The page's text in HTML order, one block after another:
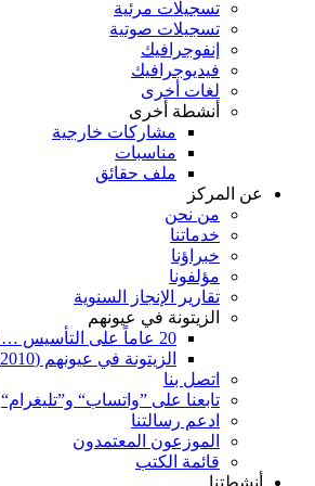
تسجيلات مرئية
تسجيلات صوتية
إنفوجرافيك
فيديوجرافيك
لغات أخرى
أنشطة أخرى
مشاركات خارجية
مناسبات
ملف حقائق
عن المركز
من نحن
خدماتنا
خبراؤنا
مؤلفونا
تقارير الإنجاز السنوية
الزيتونة في عيونهم
20 عاماً على التأسيس … الزيتونة في عيونهم (2024)
الزيتونة في عيونهم (2010)
اتصل بنا
تابعنا على ”واتساب“ و”تليغرام“
ادعم رسالتنا
الموزعون المعتمدون
قائمة الكتب
أنشطتنا